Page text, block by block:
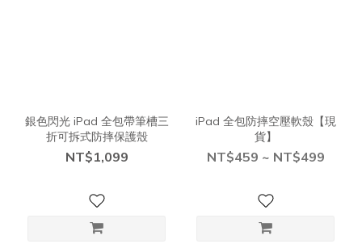
銀色閃光 iPad 全包帶筆槽三
折可拆式防摔保護殼
NT$1,099
iPad 全包防摔空壓軟殼【現
貨】
NT$459 ~ NT$499